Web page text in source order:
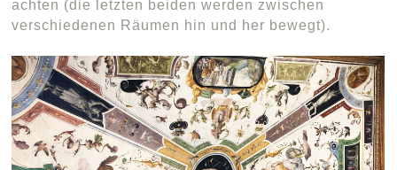
achten (die letzten beiden werden zwischen
verschiedenen Räumen hin und her bewegt).